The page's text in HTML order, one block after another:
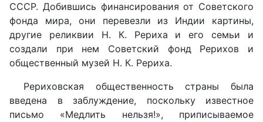
СССР. Добившись финансирования от Советского
фонда мира, они перевезли из Индии картины,
другие реликвии Н. К. Рериха и его семьи и
создали при нем Советский фонд Рерихов и
общественный музей Н. К. Рериха.
Рериховская общественность страны была
введена в заблуждение, поскольку известное
письмо «Медлить нельзя!», приписываемое